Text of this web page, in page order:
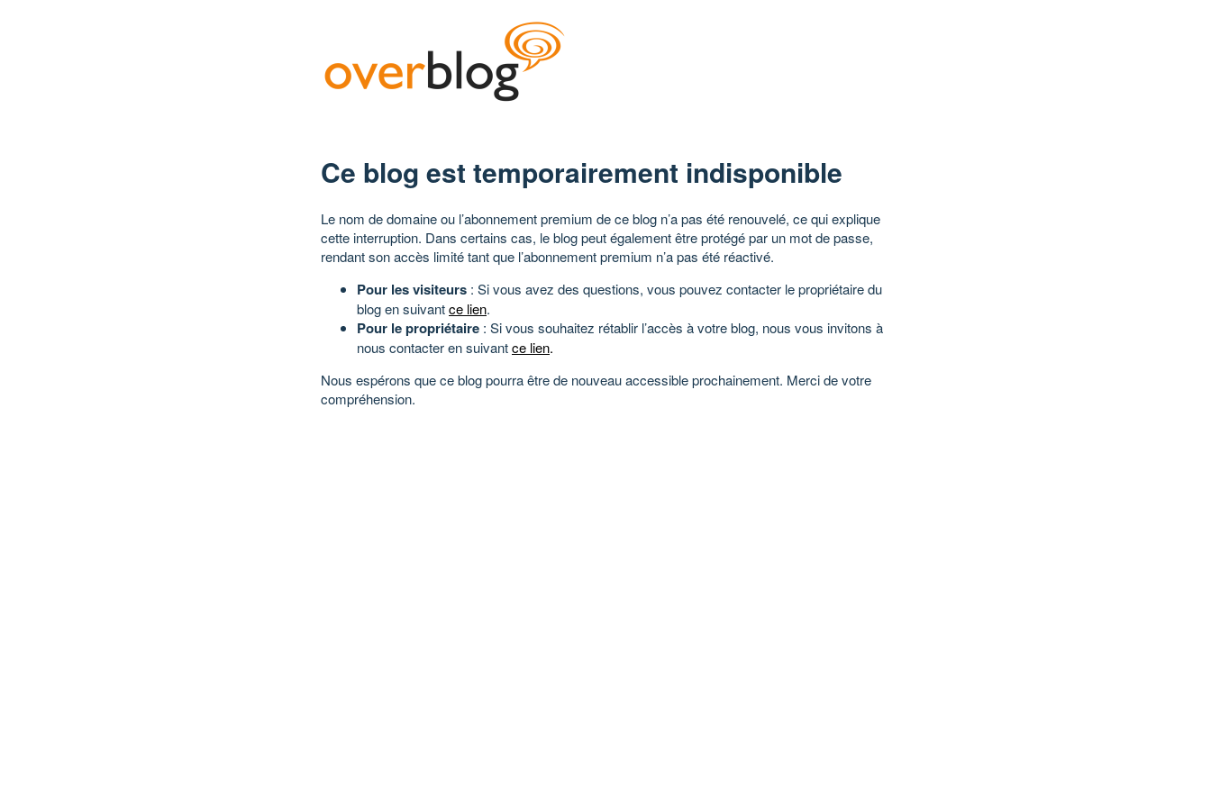
Ce blog est temporairement indisponible
Le nom de domaine ou l’abonnement premium de ce blog n’a pas été renouvelé, ce qui explique
cette interruption. Dans certains cas, le blog peut également être protégé par un mot de passe,
rendant son accès limité tant que l’abonnement premium n’a pas été réactivé.
Pour les visiteurs : Si vous avez des questions, vous pouvez contacter le propriétaire du
blog en suivantce lien.
Pour le propriétaire : Si vous souhaitez rétablir l’accès à votre blog, nous vous invitons à
nous contacter en suivantce lien.
Nous espérons que ce blog pourra être de nouveau accessible prochainement. Merci de votre
compréhension.